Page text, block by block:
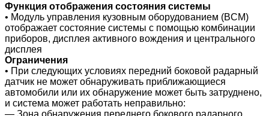
Функция отображения состояния системы
• Модуль управления кузовным оборудованием (BCM)
отображает состояние системы с помощью комбинации
приборов, дисплея активного вождения и центрального
дисплея
Ограничения
• При следующих условиях передний боковой радарный
датчик не может обнаруживать приближающиеся
автомобили или их обнаружение может быть затруднено,
и система может работать неправильно:
― Зона обнаружения переднего бокового радарного